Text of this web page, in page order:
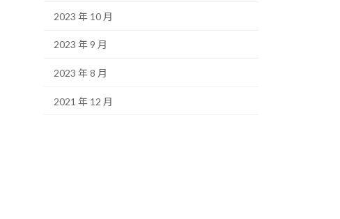
2023 年 10 月
2023 年 9 月
2023 年 8 月
2021 年 12 月